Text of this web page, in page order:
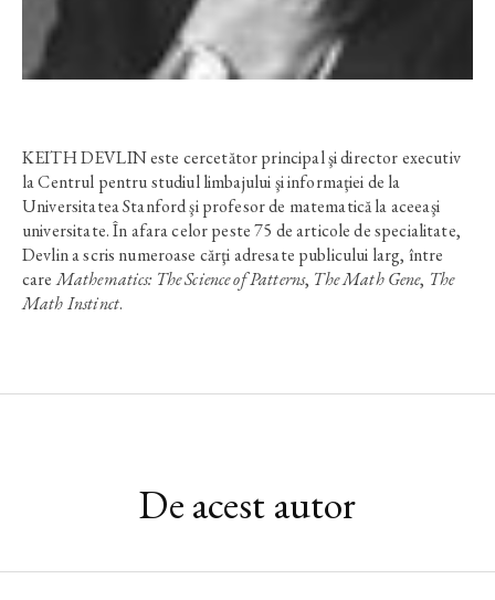
KEITH DEVLIN este cercetător principal şi director executiv
la Centrul pentru studiul limbajului şi informaţiei de la
Universitatea Stanford şi profesor de matematică la aceeaşi
universitate. În afara celor peste 75 de articole de specialitate,
Devlin a scris numeroase cărţi adresate publicului larg, între
careMathematics: The Science of Patterns, The Math Gene, The
Math Instinct.
De acest autor